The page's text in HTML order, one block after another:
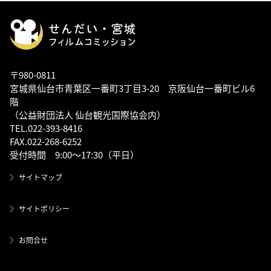
〒980-0811
宮城県仙台市青葉区一番町3丁目3-20 京阪仙台一番町ビル6
階
（公益財団法人 仙台観光国際協会内）
TEL.022-393-8416
FAX.022-268-6252
受付時間 9:00～17:30（平日）
サイトマップ
サイトポリシー
お問合せ